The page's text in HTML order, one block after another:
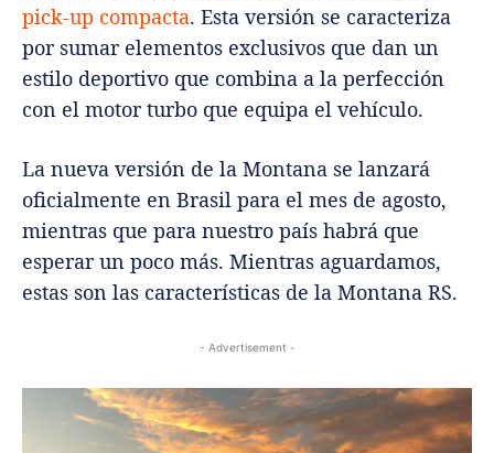
pick-up compacta. Esta versión se caracteriza
por sumar elementos exclusivos que dan un
estilo deportivo que combina a la perfección
con el motor turbo que equipa el vehículo.
La nueva versión de la Montana se lanzará
oficialmente en Brasil para el mes de agosto,
mientras que para nuestro país habrá que
esperar un poco más. Mientras aguardamos,
estas son las características de la Montana RS.
- Advertisement -